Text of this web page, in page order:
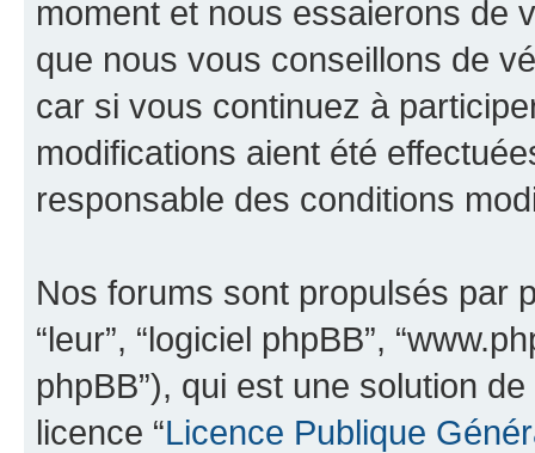
moment et nous essaierons de
que nous vous conseillons de
car si vous continuez à
modifications aient été
responsable des conditions
Nos forums sont propulsés par
“leur”, “logiciel phpBB”,
phpBB”), qui est une solution
licence “Licence Publique